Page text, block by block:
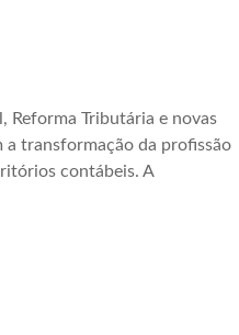
Reforma Tributária e novas
a transformação da profissão
contábeis. A